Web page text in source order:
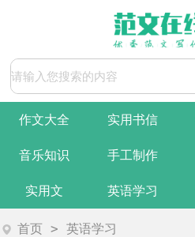
作文大全 实用书信
音乐知识 手工制作
实用文 英语学习
首页 > 英语学习